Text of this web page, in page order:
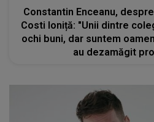
Constantin Enceanu,
Costi Ioniță: "Unii dintre
ochi buni, dar suntem
au dezamăgit